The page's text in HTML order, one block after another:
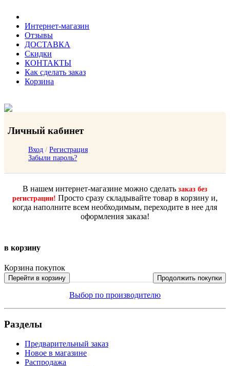
Интернет-магазин
Отзывы
ДОСТАВКА
Скидки
КОНТАКТЫ
Как сделать заказ
Корзина
Личный кабинет
Вход / Регистрация
Забыли пароль?
В нашем интернет-магазине можно сделать заказ без
регистрации! Просто сразу складывайте товар в корзину и,
когда наполните всем необходимым, переходите в нее для
оформления заказа!
в корзину
Корзина покупок
Перейти в корзину Продолжить покупки
Выбор по производителю
Разделы
Предварительный заказ
Новое в магазине
Распродажа